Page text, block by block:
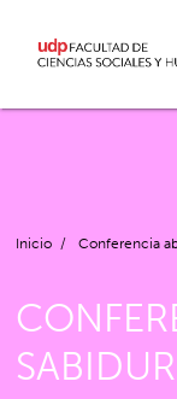
Inicio / Conferencia